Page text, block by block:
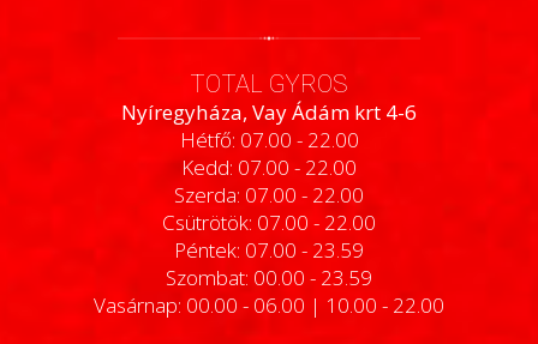
TOTAL GYROS
Nyíregyháza, Vay Ádám krt 4-6
Hétfő: 07.00 - 22.00
Kedd: 07.00 - 22.00
Szerda: 07.00 - 22.00
Csütrötök: 07.00 - 22.00
Péntek: 07.00 - 23.59
Szombat: 00.00 - 23.59
Vasárnap: 00.00 - 06.00 | 10.00 - 22.00